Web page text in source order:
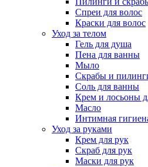
Спреи для волос
Краски для волос
Уход за телом
Гель для душа
Пена для ванны
Мыло
Скрабы и
Соль для ванны
Крем и лосьоны
Масло
Интимная
Уход за руками
Крем для рук
Скраб для рук
Маски для рук